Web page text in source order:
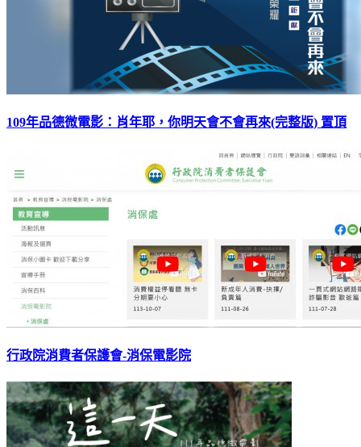
109年品德微電影：肖年耶，你明天會不會再來(完整版) 置頂
行政院消費者保護會-消保電影院